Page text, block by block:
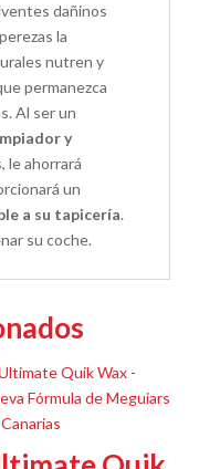
dañinos
la
nutren y
permanezca
Al ser un
y
le ahorrará
un
a su tapicería.
su coche.